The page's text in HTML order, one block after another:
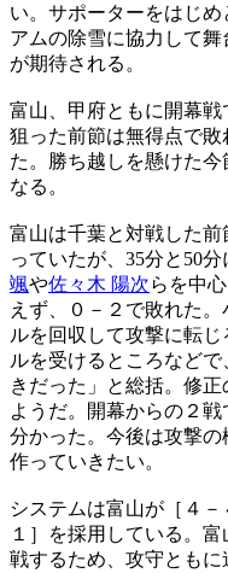
い。サポーターをはじ
アムの除雪に協力して
が期待される。
富山、甲府ともに開幕
狙った前節は無得点で
た。勝ち越しを懸けた
なる。
富山は千葉と対戦した
っていたが、35分と50
颯や佐々木 陽次らを中
えず、０－２で敗れた
ルを回収して攻撃に転
ルを受けるところなど
きだった」と総括。修
ようだ。開幕からの２
分かった。今後は攻撃
作っていきたい。
システムは富山が［４
１］を採用している。
戦するため、攻守ともに